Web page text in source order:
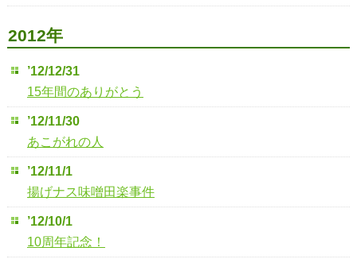
2012年
’12/12/31
15年間のありがとう
’12/11/30
あこがれの人
’12/11/1
揚げナス味噌田楽事件
’12/10/1
10周年記念！